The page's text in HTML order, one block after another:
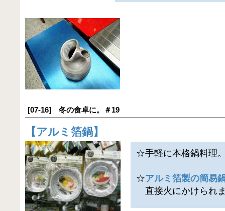
[07-16] 冬の食卓に。＃19
【 アルミ箔鍋】
☆手軽に本格鍋料理
☆アルミ箔製の簡易
直接火にかけられ